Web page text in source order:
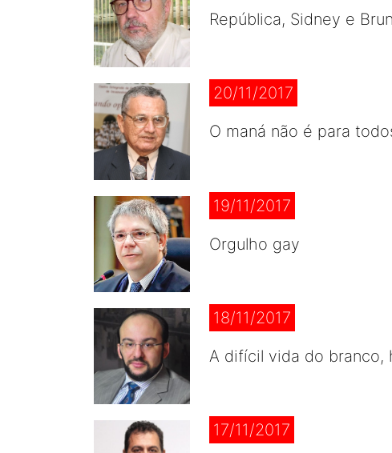
República, Sidney e
20/11/2017
O maná não é para
19/11/2017
Orgulho gay
18/11/2017
A difícil vida do branco,
17/11/2017